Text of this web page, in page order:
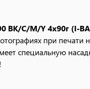
BK/C/M/Y 4x90г (I-
при
специальную